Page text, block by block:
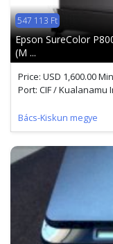
547 113 Ft
Epson SureColor
(M ...
Price: USD 1,600.00
Port: CIF / Kualanamu
Bács-Kiskun megye